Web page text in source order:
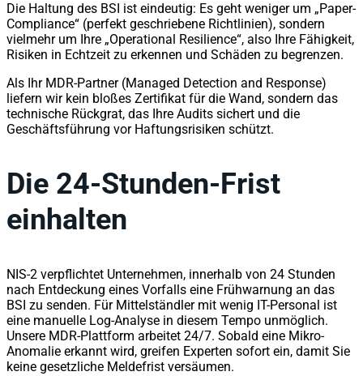
Die Haltung des BSI ist eindeutig: Es geht weniger um „Paper-
Compliance“ (perfekt geschriebene Richtlinien), sondern
vielmehr um Ihre „Operational Resilience“, also Ihre Fähigkeit,
Risiken in Echtzeit zu erkennen und Schäden zu begrenzen.
Als Ihr MDR-Partner (Managed Detection and Response)
liefern wir kein bloßes Zertifikat für die Wand, sondern das
technische Rückgrat, das Ihre Audits sichert und die
Geschäftsführung vor Haftungsrisiken schützt.
Die 24-Stunden-Frist
einhalten
NIS-2 verpflichtet Unternehmen, innerhalb von 24 Stunden
nach Entdeckung eines Vorfalls eine Frühwarnung an das
BSI zu senden. Für Mittelständler mit wenig IT-Personal ist
eine manuelle Log-Analyse in diesem Tempo unmöglich.
Unsere MDR-Plattform arbeitet 24/7. Sobald eine Mikro-
Anomalie erkannt wird, greifen Experten sofort ein, damit Sie
keine gesetzliche Meldefrist versäumen.